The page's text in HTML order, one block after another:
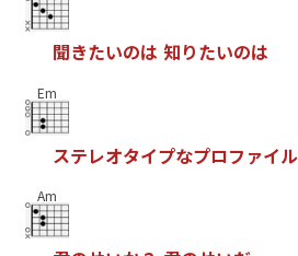
聞きたいのは 知りたいのは
Em
ステレオタイプなプロフ ァイル
Am